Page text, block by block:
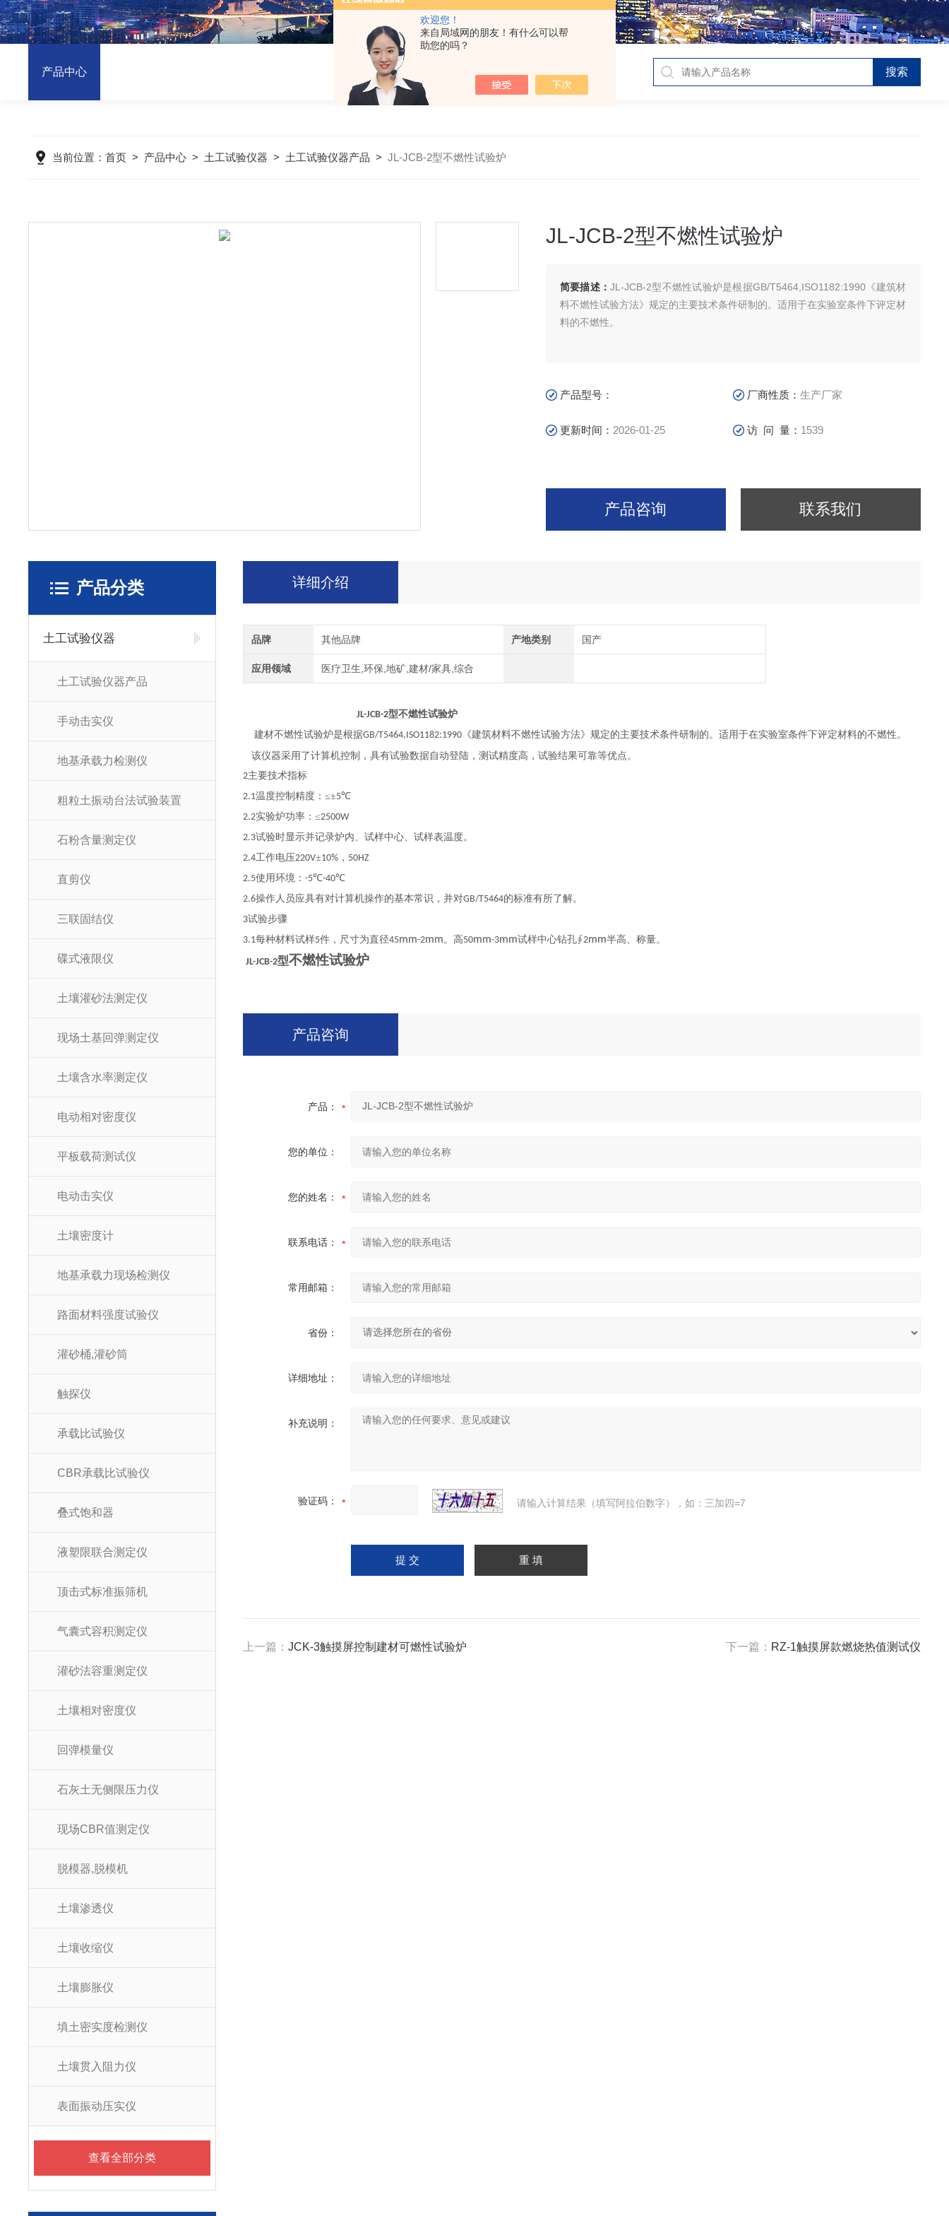
欢迎您！
来自局域网的朋友！有什么可以帮
助您的吗？
产品中心
当前位置：首页 > 产品中心 > 土工试验仪器 > 土工试验仪器产品 >JL-JCB-2型不燃性试验炉
JL-JCB-2型不燃性试验炉
简要描述：JL-JCB-2型不燃性试验炉是根据GB/T5464,ISO1182:1990《建筑材
料不燃性试验方法》规定的主要技术条件研制的。适用于在实验室条件下评定材
料的不燃性。
产品型号： 厂商性质：生产厂家
更新时间： 2026-01-25 访 问 量： 1539
产品咨询 联系我们
产品分类
土工试验仪器
土工试验仪器产品
手动击实仪
地基承载力检测仪
粗粒土振动台法试验装置
石粉含量测定仪
直剪仪
三联固结仪
碟式液限仪
土壤灌砂法测定仪
现场土基回弹测定仪
土壤含水率测定仪
电动相对密度仪
平板载荷测试仪
电动击实仪
土壤密度计
地基承载力现场检测仪
路面材料强度试验仪
灌砂桶,灌砂筒
触探仪
承载比试验仪
CBR承载比试验仪
叠式饱和器
液塑限联合测定仪
顶击式标准振筛机
气囊式容积测定仪
灌砂法容重测定仪
土壤相对密度仪
回弹模量仪
石灰土无侧限压力仪
现场CBR值测定仪
脱模器,脱模机
土壤渗透仪
土壤收缩仪
土壤膨胀仪
填土密实度检测仪
土壤贯入阻力仪
表面振动压实仪
查看全部分类
详细介绍
品牌 其他品牌 产地类别 国产
应用领域 医疗卫生,环保,地矿,建材/家具,综合
JL-JCB-2型不燃性试验炉
建材不燃性试验炉是根据GB/T5464,ISO1182:1990《建筑材料不燃性试验方法》规定的主要技术条件研制的。适用于在实验室条件下评定材料的不燃性。
该仪器采用了计算机控制，具有试验数据自动登陆，测试精度高，试验结果可靠等优点。
2主要技术指标
2.1温度控制精度：≤±5℃
2.2实验炉功率：≤2500W
2.3试验时显示并记录炉内、试样中心、试样表温度。
2.4工作电压220V±10%， 50HZ
2.5使用环境： -5℃-40℃
2.6操作人员应具有对计算机操作的基本常识，并对GB/T5464的标准有所了解。
3试验步骤
3.1每种材料试样5件，尺寸为直径45mm-2mm。高50mm-3mm试样中心钻孔∮2mm半高、称量。
JL-JCB-2型不燃性试验炉
产品咨询
产品：
您的单位：
您的姓名：
联系电话：
常用邮箱：
省份：
详细地址：
补充说明：
验证码： 请输入计算结果（填写阿拉伯数字），如：三加四=7
上一篇： JCK-3触摸屏控制建材可燃性试验炉 下一篇： RZ-1触摸屏款燃烧热值测试仪